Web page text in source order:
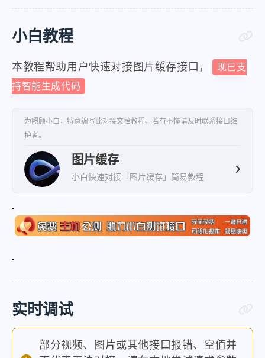
小白教程
本教程帮助用户快速对接图片缓存接口，
现已支
持智能生成代码
为照顾小白，特意编写此对接文档教程，若有不懂请及时联系接口维
护者。
图片缓存
小白快速对接「图片缓存」简易教程
实时调试
部分视频、图片或其他接口报错、空值并